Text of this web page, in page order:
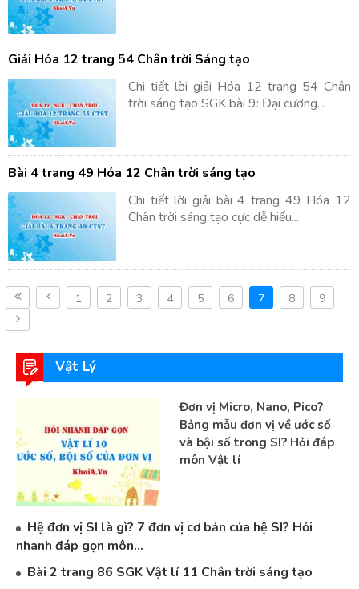
Giải Hóa 12 trang 54 Chân trời Sáng tạo
Chi tiết lời giải Hóa 12 trang 54 Chân
trời sáng tạo SGK bài 9: Đại cương...
Bài 4 trang 49 Hóa 12 Chân trời sáng tạo
Chi tiết lời giải bài 4 trang 49 Hóa 12
Chân trời sáng tạo cực dễ hiểu...
1 2 3 4 5 6 7 8 9
Vật Lý
Đơn vị Micro, Nano, Pico?
Bảng mẫu đơn vị về ước số
và bội số trong SI? Hỏi đáp
môn Vật lí
Hệ đơn vị SI là gì? 7 đơn vị cơ bản của hệ SI? Hỏi
nhanh đáp gọn môn...
Bài 2 trang 86 SGK Vật lí 11 Chân trời sáng tạo